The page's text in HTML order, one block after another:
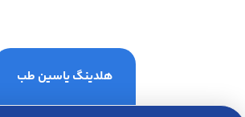
هلدینگ یاسین طب